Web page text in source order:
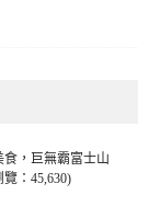
，巨無霸富士山
：45,630)